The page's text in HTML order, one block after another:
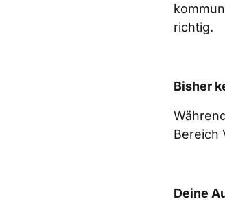
richtig.
Bisher
Bereich
Deine